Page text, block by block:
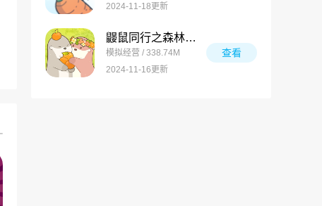
2024-11-18更新
鼹鼠同行之森林之家万圣节版
模拟经营 / 338.74M
2024-11-16更新
查看